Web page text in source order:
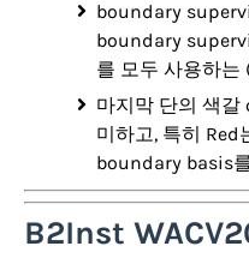
boundary
boundary
를 모두 사용하는
마지막 단의 색
미하고, 특히
boundary basis
B2Inst